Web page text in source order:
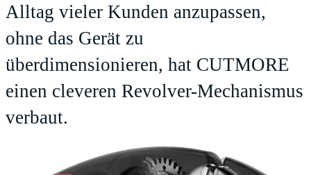
Alltag vieler Kunden anzupassen,
ohne das Gerät zu
überdimensionieren, hat CUTMORE
einen cleveren Revolver-Mechanismus
verbaut.